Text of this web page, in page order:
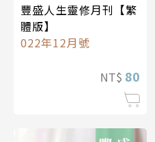
豐盛人生靈修月刊【繁
體版】
022年12月號
NT$ 80